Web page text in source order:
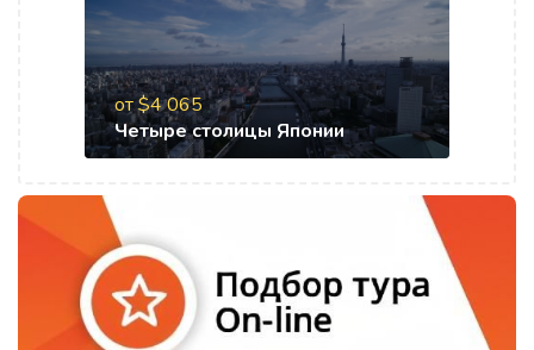
от $4 065
Четыре столицы Японии